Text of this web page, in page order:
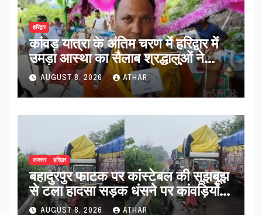
हरिद्वार
कांवड़ यात्रा के अंतिम चरण में हरिद्वार में
उमड़ा आस्था का सैलाब श्रद्धालुओं ने
व्यवस्थाओं को सराहा…
AUGUST 8, 2026 ATHAR
लक्सर हरिद्वार
बहादुरपुर फाटक पर कांस्टेबल की सूझबूझ
से टला हादसा सड़क धंसने पर कांवड़ियों
को किया अलर्ट…
AUGUST 8, 2026 ATHAR